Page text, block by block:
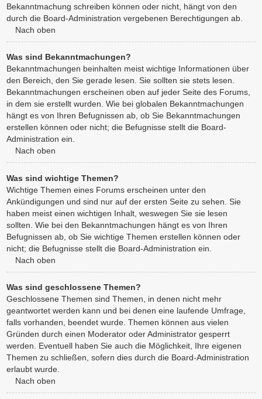
Bekanntmachung schreiben können oder nicht, hängt von den
durch die Board-Administration vergebenen Berechtigungen ab.
Nach oben
Was sind Bekanntmachungen?
Bekanntmachungen beinhalten meist wichtige Informationen über
den Bereich, den Sie gerade lesen. Sie sollten sie stets lesen.
Bekanntmachungen erscheinen oben auf jeder Seite des Forums,
in dem sie erstellt wurden. Wie bei globalen Bekanntmachungen
hängt es von Ihren Befugnissen ab, ob Sie Bekanntmachungen
erstellen können oder nicht; die Befugnisse stellt die Board-
Administration ein.
Nach oben
Was sind wichtige Themen?
Wichtige Themen eines Forums erscheinen unter den
Ankündigungen und sind nur auf der ersten Seite zu sehen. Sie
haben meist einen wichtigen Inhalt, weswegen Sie sie lesen
sollten. Wie bei den Bekanntmachungen hängt es von Ihren
Befugnissen ab, ob Sie wichtige Themen erstellen können oder
nicht; die Befugnisse stellt die Board-Administration ein.
Nach oben
Was sind geschlossene Themen?
Geschlossene Themen sind Themen, in denen nicht mehr
geantwortet werden kann und bei denen eine laufende Umfrage,
falls vorhanden, beendet wurde. Themen können aus vielen
Gründen durch einen Moderator oder Administrator gesperrt
werden. Eventuell haben Sie auch die Möglichkeit, Ihre eigenen
Themen zu schließen, sofern dies durch die Board-Administration
erlaubt wurde.
Nach oben